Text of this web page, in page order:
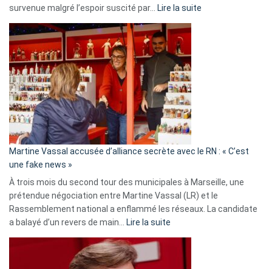
survenue malgré l’espoir suscité par… Lire la suite
Algérie
Martine Vassal accusée d’alliance secrète avec le RN : « C’est
une fake news »
À trois mois du second tour des municipales à Marseille, une
prétendue négociation entre Martine Vassal (LR) et le
Rassemblement national a enflammé les réseaux. La candidate
a balayé d’un revers de main… Lire la suite